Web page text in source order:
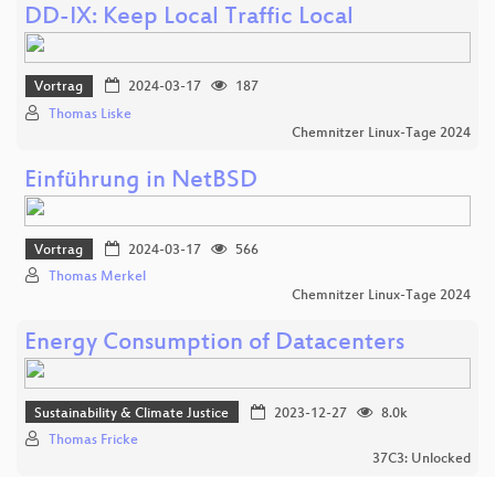
DD-IX: Keep Local Traffic Local
Vortrag 2024-03-17
187
Thomas Liske
Chemnitzer Linux-Tage 2024
Einführung in NetBSD
Vortrag 2024-03-17
566
Thomas Merkel
Chemnitzer Linux-Tage 2024
Energy Consumption of Datacenters
Sustainability & Climate Justice 2023-12-27
8.0k
Thomas Fricke
37C3: Unlocked